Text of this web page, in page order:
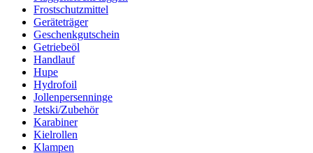
Frostschutzmittel
Geräteträger
Geschenkgutschein
Getriebeöl
Handlauf
Hupe
Hydrofoil
Jollenpersenninge
Jetski/Zubehör
Karabiner
Kielrollen
Klampen